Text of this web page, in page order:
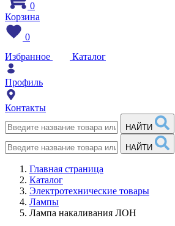
0
Корзина
0
Избранное
Каталог
Профиль
Контакты
НАЙТИ
НАЙТИ
Главная страница
Каталог
Электротехнические товары
Лампы
Лампа накаливания ЛОН